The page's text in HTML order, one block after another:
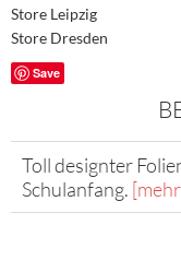
Store Leipzig
Store Dresden
Save
Toll designter
Schulanfang.